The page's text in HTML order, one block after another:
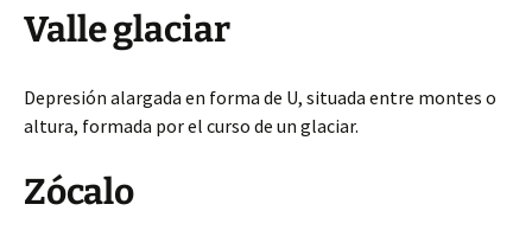
Valle glaciar
Depresión alargada en forma de U, situada entre montes o
altura, formada por el curso de un glaciar.
Zócalo